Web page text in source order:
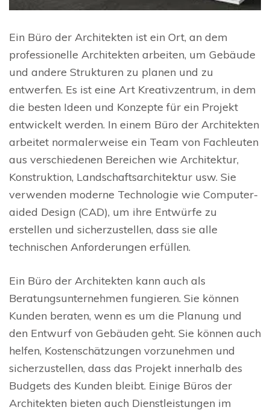
Ein Büro der Architekten ist ein Ort, an dem
professionelle Architekten arbeiten, um Gebäude
und andere Strukturen zu planen und zu
entwerfen. Es ist eine Art Kreativzentrum, in dem
die besten Ideen und Konzepte für ein Projekt
entwickelt werden. In einem Büro der Architekten
arbeitet normalerweise ein Team von Fachleuten
aus verschiedenen Bereichen wie Architektur,
Konstruktion, Landschaftsarchitektur usw. Sie
verwenden moderne Technologie wie Computer-
aided Design (CAD), um ihre Entwürfe zu
erstellen und sicherzustellen, dass sie alle
technischen Anforderungen erfüllen.
Ein Büro der Architekten kann auch als
Beratungsunternehmen fungieren. Sie können
Kunden beraten, wenn es um die Planung und
den Entwurf von Gebäuden geht. Sie können auch
helfen, Kostenschätzungen vorzunehmen und
sicherzustellen, dass das Projekt innerhalb des
Budgets des Kunden bleibt. Einige Büros der
Architekten bieten auch Dienstleistungen im